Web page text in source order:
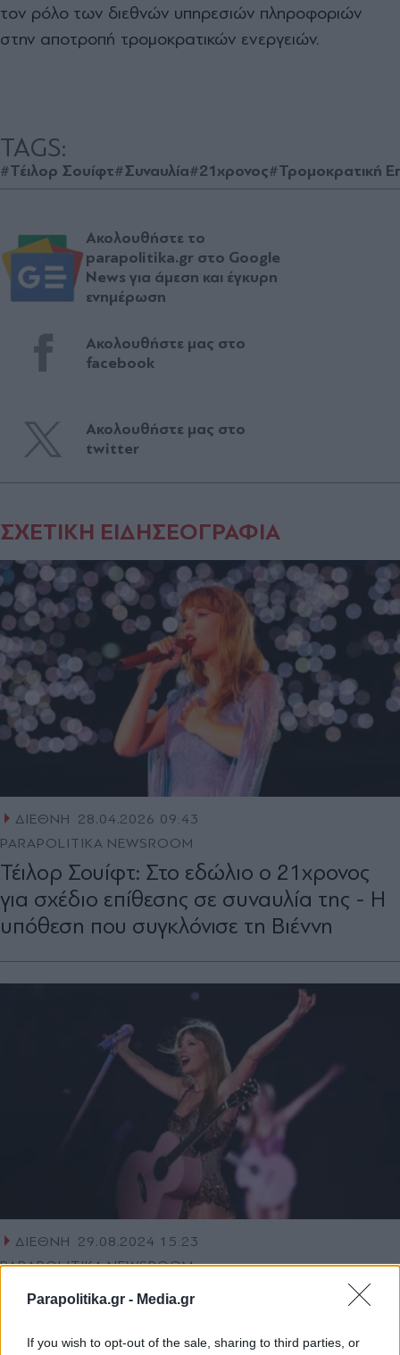
Parapolitika.gr - Media.gr
If you wish to opt-out of the sale, sharing to third parties, or
τον ρόλο των διεθνών υπηρεσιών πληροφοριών
στην αποτροπή τρομοκρατικών ενεργειών.
TAGS:
#Τέιλορ Σουίφτ#Συναυλία#21χρονος#Τρομοκρατική
Ακολουθήστε το
parapolitika.gr στο Google
News για άμεση και έγκυρη
ενημέρωση
Ακολουθήστε μας στο
facebook
Ακολουθήστε μας στο
twitter
ΣΧΕΤΙΚΗ ΕΙΔΗΣΕΟΓΡΑΦΙΑ
ΔΙΕΘΝΗ
28.04.2026 09:43
PARAPOLITIKA NEWSROOM
Τέιλορ Σουίφτ: Στο εδώλιο ο 21χρονος
για σχέδιο επίθεσης σε συναυλία της - Η
υπόθεση που συγκλόνισε τη Βιέννη
ΔΙΕΘΝΗ
29.08.2024 15:23
PARAPOLITIKA NEWSROOM
Tέιλορ Σουίφτ: Η CIA αποκάλυψε πως
συναυλία της - "Σχεδίαζαν να σκοτώσουν